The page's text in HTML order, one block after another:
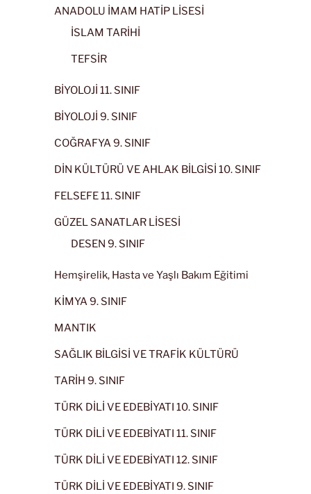
ANADOLU İMAM HATİP LİSESİ
İSLAM TARİHİ
TEFSİR
BİYOLOJİ 11. SINIF
BİYOLOJİ 9. SINIF
COĞRAFYA 9. SINIF
DİN KÜLTÜRÜ VE AHLAK BİLGİSİ 10. SINIF
FELSEFE 11. SINIF
GÜZEL SANATLAR LİSESİ
DESEN 9. SINIF
Hemşirelik, Hasta ve Yaşlı Bakım Eğitimi
KİMYA 9. SINIF
MANTIK
SAĞLIK BİLGİSİ VE TRAFİK KÜLTÜRÜ
TARİH 9. SINIF
TÜRK DİLİ VE EDEBİYATI 10. SINIF
TÜRK DİLİ VE EDEBİYATI 11. SINIF
TÜRK DİLİ VE EDEBİYATI 12. SINIF
TÜRK DİLİ VE EDEBİYATI 9. SINIF